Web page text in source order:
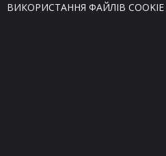
ВИКОРИСТАННЯ ФАЙЛІВ COOKIE